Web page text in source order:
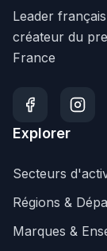
Leader
créateur du
France
Explorer
Secteurs
Régions &
Marques &